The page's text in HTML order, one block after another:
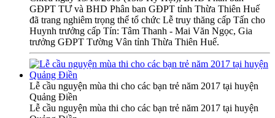
GĐPT TƯ và BHD Phân ban GĐPT tỉnh Thừa Thiên Huế
đã trang nghiêm trọng thể tổ chức Lễ truy thăng cấp Tấn cho
Huynh trưởng cấp Tín: Tâm Thanh - Mai Văn Ngọc, Gia
trưởng GĐPT Tường Vân tỉnh Thừa Thiên Huế.
Lễ cầu nguyện mùa thi cho các bạn trẻ năm 2017 tại huyện
Quảng Điền
Lễ cầu nguyện mùa thi cho các bạn trẻ năm 2017 tại huyện